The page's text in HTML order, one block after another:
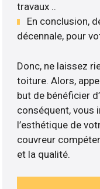
travaux ..
En conclusion,
décennale, pour
Donc, ne laissez
toiture. Alors,
but de bénéficier
conséquent, vous
l’esthétique de
couvreur
et la qualité.